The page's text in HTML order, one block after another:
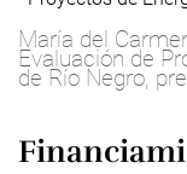
María del
Evaluación de
de Río Negro,